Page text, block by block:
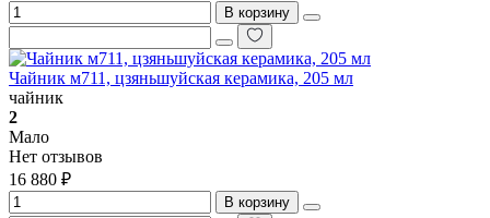
В корзину
Чайник м711, цзяньшуйская керамика, 205 мл
чайник
2
Мало
Нет отзывов
16 880 ₽
В корзину